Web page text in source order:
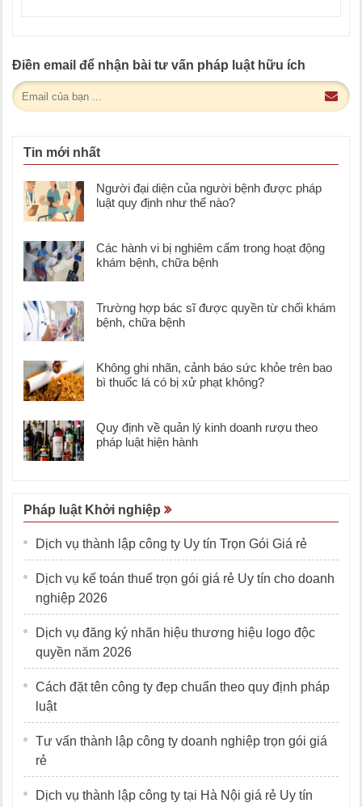
Điền email để nhận bài tư vấn pháp luật hữu ích
Tin mới nhất
Người đại diện của người bệnh được pháp
luật quy định như thế nào?
Các hành vi bị nghiêm cấm trong hoạt động
khám bệnh, chữa bệnh
Trường hợp bác sĩ được quyền từ chối khám
bệnh, chữa bệnh
Không ghi nhãn, cảnh báo sức khỏe trên bao
bì thuốc lá có bị xử phạt không?
Quy định về quản lý kinh doanh rượu theo
pháp luật hiện hành
Pháp luật Khởi nghiệp
Dịch vụ thành lập công ty Uy tín Trọn Gói Giá rẻ
Dịch vụ kế toán thuế trọn gói giá rẻ Uy tín cho doanh
nghiệp 2026
Dịch vụ đăng ký nhãn hiệu thương hiệu logo độc
quyền năm 2026
Cách đặt tên công ty đẹp chuẩn theo quy định pháp
luật
Tư vấn thành lập công ty doanh nghiệp trọn gói giá
rẻ
Dịch vụ thành lập công ty tại Hà Nội giá rẻ Uy tín